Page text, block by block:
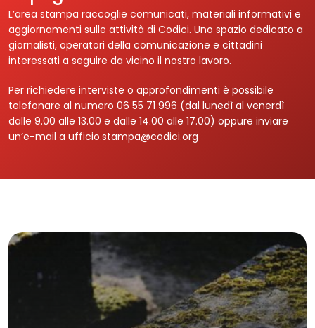
Contatti
Login
L’area stampa raccoglie comunicati, materiali informativi e
aggiornamenti sulle attività di Codici. Uno spazio dedicato a
giornalisti, operatori della comunicazione e cittadini
interessati a seguire da vicino il nostro lavoro.
Per richiedere interviste o approfondimenti è possibile
telefonare al numero 06 55 71 996 (dal lunedì al venerdì
dalle 9.00 alle 13.00 e dalle 14.00 alle 17.00) oppure inviare
un’e-mail a ufficio.stampa@codici.org